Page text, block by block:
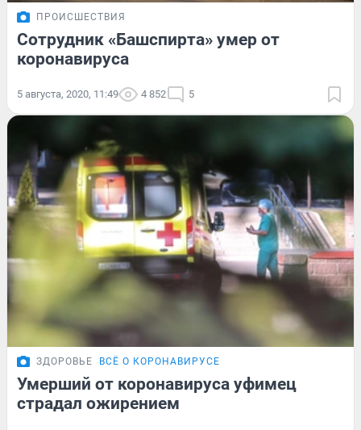
ПРОИСШЕСТВИЯ
Сотрудник «Башспирта» умер от
коронавируса
5 августа, 2020, 11:49 4 852 5
ЗДОРОВЬЕ ВСЁ О КОРОНАВИРУСЕ
Умерший от коронавируса уфимец
страдал ожирением